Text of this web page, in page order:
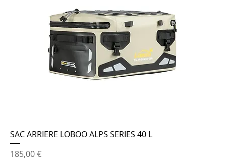
SAC ARRIERE LOBOO ALPS SERIES 40 L
Prix
185,00 €